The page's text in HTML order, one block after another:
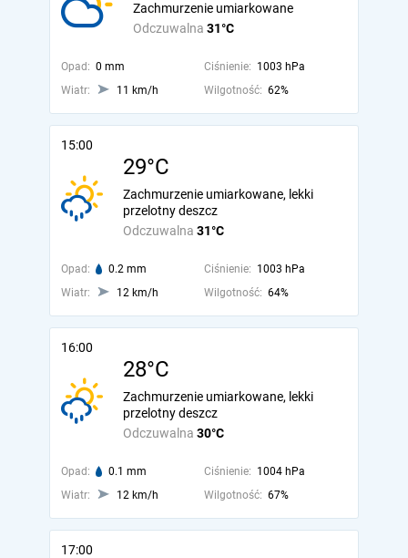
Odczuwalna 31°C
Zachmurzenie umiarkowane
Opad: 0 mm Ciśnienie: 1003 hPa
Wiatr:
11 km/h Wilgotność: 62%
15:00
29°C
Odczuwalna 31°C
Zachmurzenie umiarkowane, lekki
przelotny deszcz
Opad: 0.2 mm Ciśnienie: 1003 hPa
Wiatr:
12 km/h Wilgotność: 64%
16:00
28°C
Odczuwalna 30°C
Zachmurzenie umiarkowane, lekki
przelotny deszcz
Opad: 0.1 mm Ciśnienie: 1004 hPa
Wiatr:
12 km/h Wilgotność: 67%
17:00